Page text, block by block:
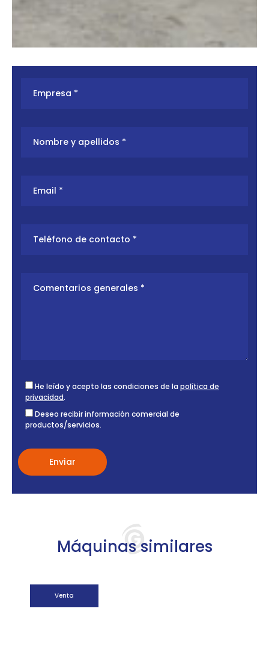
He leído y acepto las condiciones de la política de
privacidad.
Deseo recibir información comercial de
productos/servicios.
Máquinas similares
Venta